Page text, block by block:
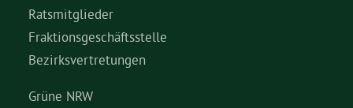
Ratsmitglieder
Fraktionsgeschäftsstelle
Bezirksvertretungen
Grüne NRW